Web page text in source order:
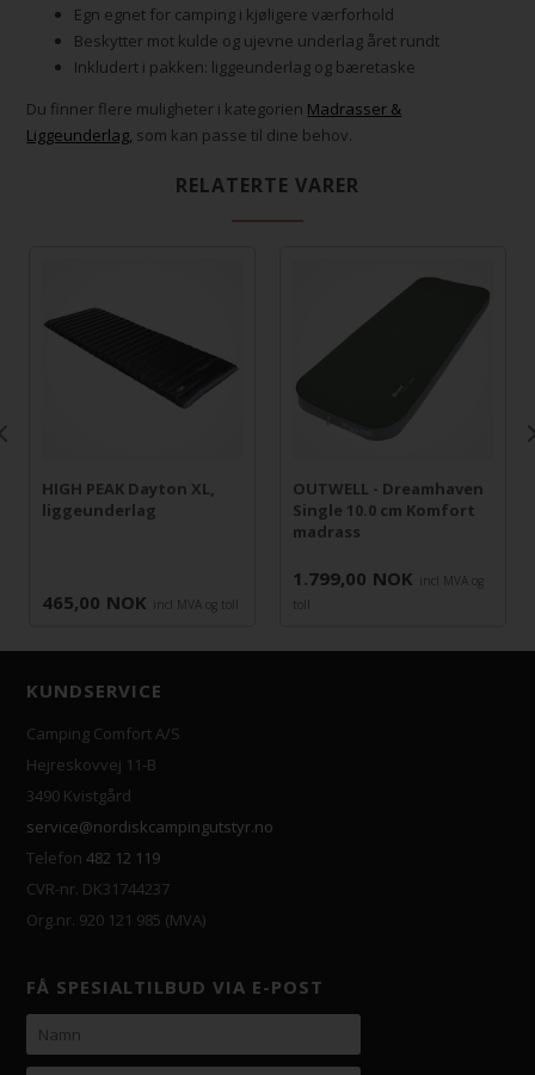
Egn egnet for camping i kjøligere værforhold
Beskytter mot kulde og ujevne underlag året rundt
Inkludert i pakken: liggeunderlag og bæretaske
Du finner flere muligheter i kategorien Madrasser &
Liggeunderlag, som kan passe til dine behov.
RELATERTE VARER
HIGH PEAK Dayton XL,
liggeunderlag
465,00 NOK incl MVA og toll
OUTWELL - Dreamhaven
Single 10.0 cm Komfort
madrass
1.799,00 NOK
incl MVA og
toll
KUNDSERVICE
Camping Comfort A/S
Hejreskovvej 11-B
3490 Kvistgård
service@nordiskcampingutstyr.no
Telefon482 12 119
CVR-nr. DK31744237
Org.nr. 920 121 985 (MVA)
FÅ SPESIALTILBUD VIA E-POST